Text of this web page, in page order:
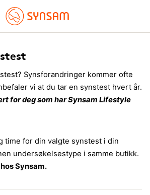
Synsforandringer kommer ofte
vi at du tar en synstest hvert år.
for deg som har Synsam Lifestyle
time for din valgte synstest i din
undersøkelsestype i samme butikk.
Synsam.